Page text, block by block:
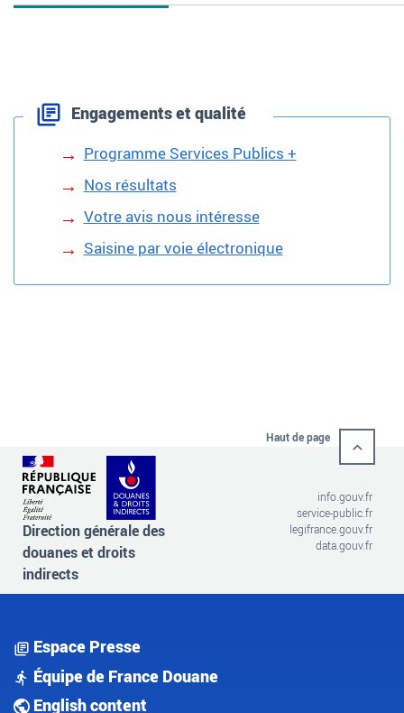
Engagements et qualité
Programme Services Publics +
Nos résultats
Votre avis nous intéresse
Saisine par voie électronique
Haut de page
Direction générale des
douanes et droits
indirects
info.gouv.fr
service-public.fr
legifrance.gouv.fr
data.gouv.fr
Espace Presse
Équipe de France Douane
English content